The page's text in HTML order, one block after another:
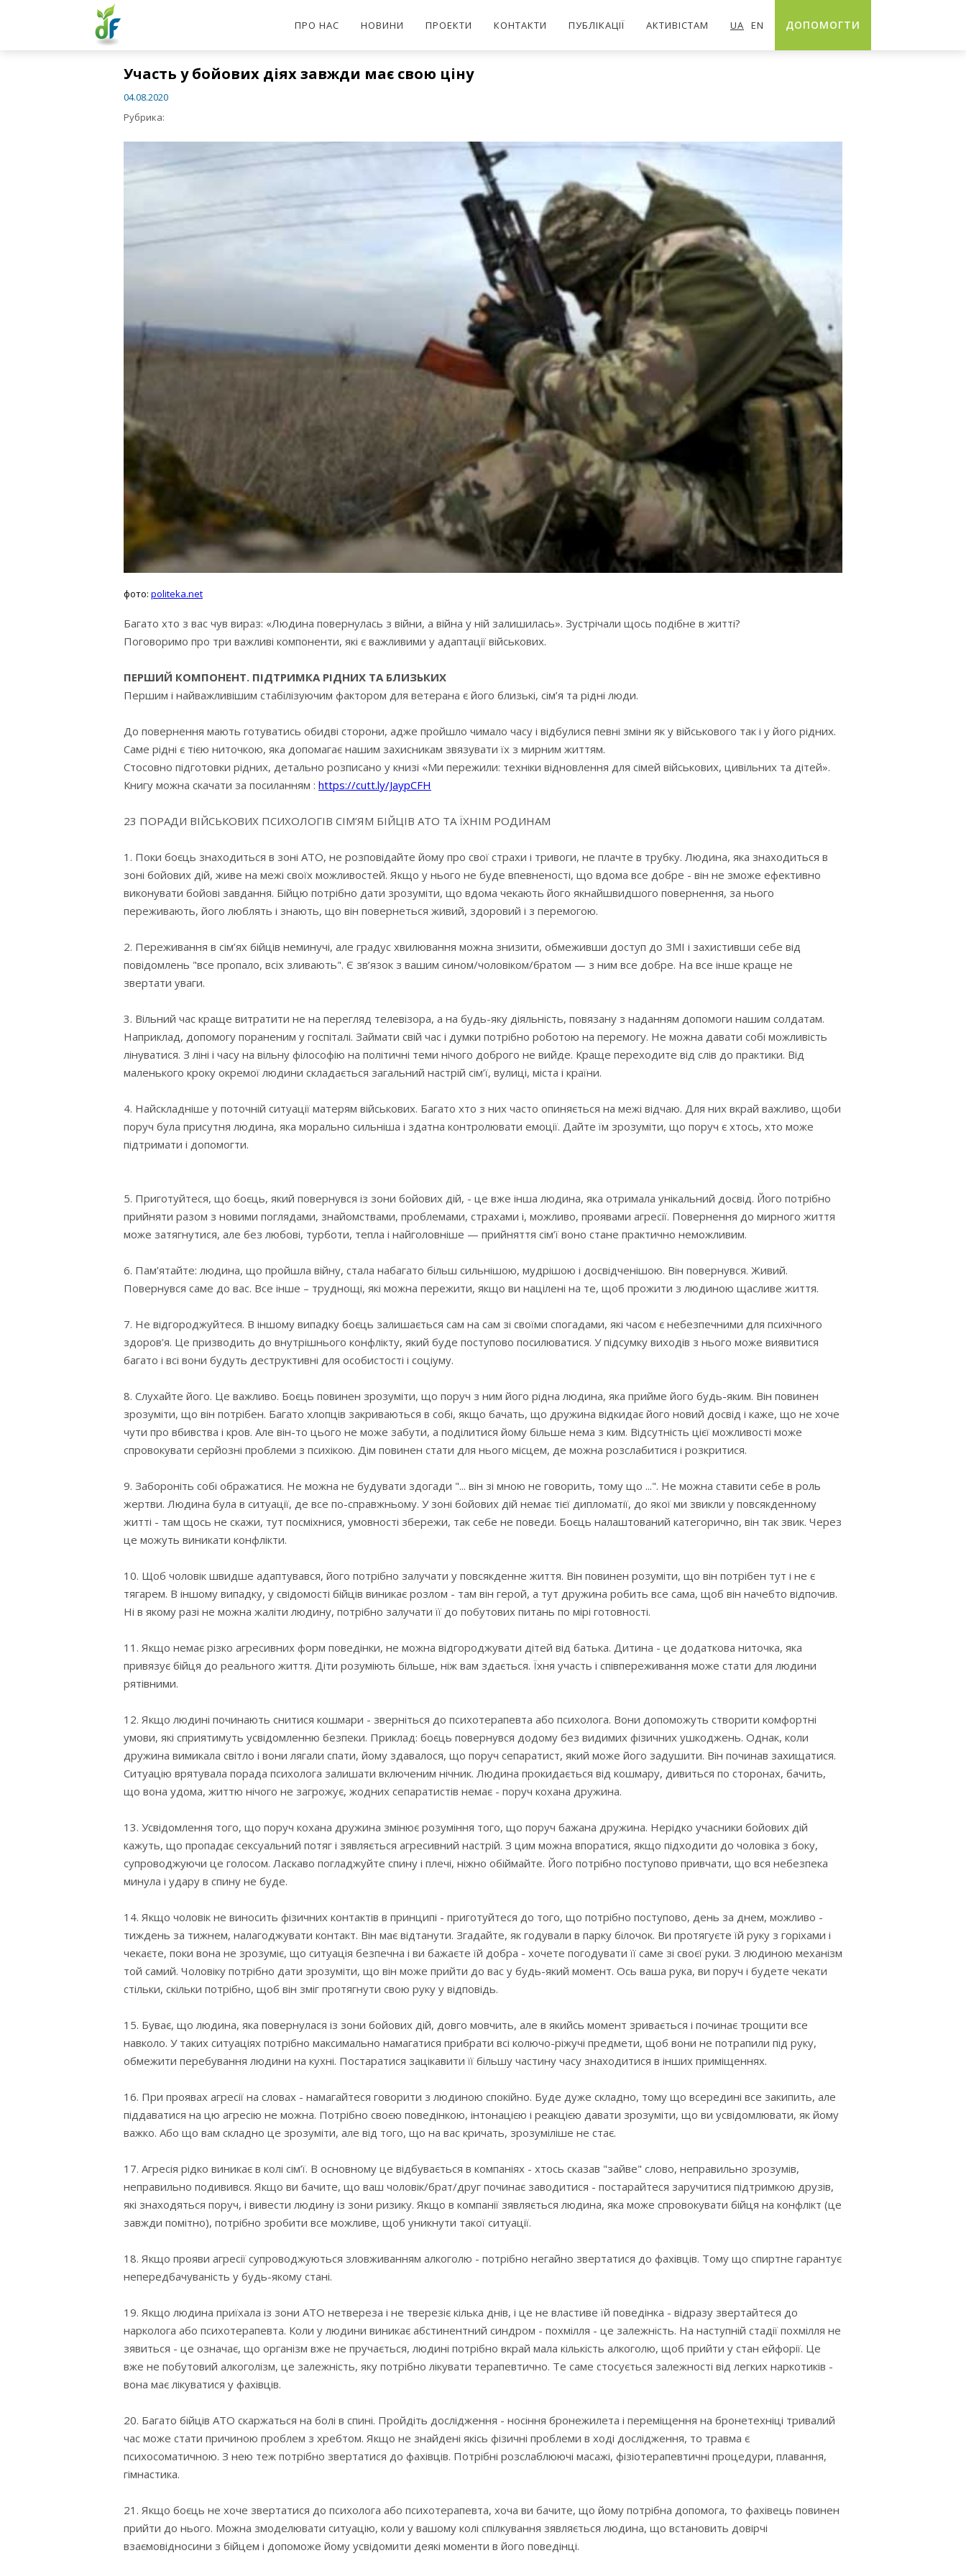
ПРО НАС НОВИНИ ПРОЕКТИ КОНТАКТИ ПУБЛІКАЦІЇ АКТИВІСТАМ UA EN ДОПОМОГТИ
Участь у бойових діях завжди має свою ціну
04.08.2020
Рубрика:
фото: politeka.net
Багато хто з вас чув вираз: «Людина повернулась з війни, а війна у ній залишилась». Зустрічали щось подібне в житті?
Поговоримо про три важливі компоненти, які є важливими у адаптації військових.
ПЕРШИЙ КОМПОНЕНТ. ПІДТРИМКА РІДНИХ ТА БЛИЗЬКИХ
Першим і найважливішим стабілізуючим фактором для ветерана є його близькі, сім’я та рідні люди.
До повернення мають готуватись обидві сторони, адже пройшло чимало часу і відбулися певні зміни як у військового так і у його рідних.
Саме рідні є тією ниточкою, яка допомагає нашим захисникам звязувати їх з мирним життям.
Стосовно підготовки рідних, детально розписано у книзі «Ми пережили: техніки відновлення для сімей військових, цивільних та дітей».
Книгу можна скачати за посиланням : https://cutt.ly/JaypCFH
23 ПОРАДИ ВІЙСЬКОВИХ ПСИХОЛОГІВ СІМ’ЯМ БІЙЦІВ АТО ТА ЇХНІМ РОДИНАМ
1. Поки боєць знаходиться в зоні АТО, не розповідайте йому про свої страхи і тривоги, не плачте в трубку. Людина, яка знаходиться в
зоні бойових дій, живе на межі своїх можливостей. Якщо у нього не буде впевненості, що вдома все добре - він не зможе ефективно
виконувати бойові завдання. Бійцю потрібно дати зрозуміти, що вдома чекають його якнайшвидшого повернення, за нього
переживають, його люблять і знають, що він повернеться живий, здоровий і з перемогою.
2. Переживання в сім’ях бійців неминучі, але градус хвилювання можна знизити, обмеживши доступ до ЗМІ і захистивши себе від
повідомлень "все пропало, всіх зливають". Є зв’язок з вашим сином/чоловіком/братом — з ним все добре. На все інше краще не
звертати уваги.
3. Вільний час краще витратити не на перегляд телевізора, а на будь-яку діяльність, повязану з наданням допомоги нашим солдатам.
Наприклад, допомогу пораненим у госпіталі. Займати свій час і думки потрібно роботою на перемогу. Не можна давати собі можливість
лінуватися. З ліні і часу на вільну філософію на політичні теми нічого доброго не вийде. Краще переходите від слів до практики. Від
маленького кроку окремої людини складається загальний настрій сім’ї, вулиці, міста і країни.
4. Найскладніше у поточній ситуації матерям військових. Багато хто з них часто опиняється на межі відчаю. Для них вкрай важливо, щоби
поруч була присутня людина, яка морально сильніша і здатна контролювати емоції. Дайте їм зрозуміти, що поруч є хтось, хто може
підтримати і допомогти.
5. Приготуйтеся, що боєць, який повернувся із зони бойових дій, - це вже інша людина, яка отримала унікальний досвід. Його потрібно
прийняти разом з новими поглядами, знайомствами, проблемами, страхами і, можливо, проявами агресії. Повернення до мирного життя
може затягнутися, але без любові, турботи, тепла і найголовніше — прийняття сім’ї воно стане практично неможливим.
6. Пам’ятайте: людина, що пройшла війну, стала набагато більш сильнішою, мудрішою і досвідченішою. Він повернувся. Живий.
Повернувся саме до вас. Все інше – труднощі, які можна пережити, якщо ви націлені на те, щоб прожити з людиною щасливе життя.
7. Не відгороджуйтеся. В іншому випадку боєць залишається сам на сам зі своїми спогадами, які часом є небезпечними для психічного
здоров’я. Це призводить до внутрішнього конфлікту, який буде поступово посилюватися. У підсумку виходів з нього може виявитися
багато і всі вони будуть деструктивні для особистості і соціуму.
8. Слухайте його. Це важливо. Боєць повинен зрозуміти, що поруч з ним його рідна людина, яка прийме його будь-яким. Він повинен
зрозуміти, що він потрібен. Багато хлопців закриваються в собі, якщо бачать, що дружина відкидає його новий досвід і каже, що не хоче
чути про вбивства і кров. Але він-то цього не може забути, а поділитися йому більше нема з ким. Відсутність цієї можливості може
спровокувати серйозні проблеми з психікою. Дім повинен стати для нього місцем, де можна розслабитися і розкритися.
9. Забороніть собі ображатися. Не можна не будувати здогади "... він зі мною не говорить, тому що ...". Не можна ставити себе в роль
жертви. Людина була в ситуації, де все по-справжньому. У зоні бойових дій немає тієї дипломатії, до якої ми звикли у повсякденному
житті - там щось не скажи, тут посміхнися, умовності збережи, так себе не поведи. Боєць налаштований категорично, він так звик. Через
це можуть виникати конфлікти.
10. Щоб чоловік швидше адаптувався, його потрібно залучати у повсякденне життя. Він повинен розуміти, що він потрібен тут і не є
тягарем. В іншому випадку, у свідомості бійців виникає розлом - там він герой, а тут дружина робить все сама, щоб він начебто відпочив.
Ні в якому разі не можна жаліти людину, потрібно залучати її до побутових питань по мірі готовності.
11. Якщо немає різко агресивних форм поведінки, не можна відгороджувати дітей від батька. Дитина - це додаткова ниточка, яка
привязує бійця до реального життя. Діти розуміють більше, ніж вам здається. Їхня участь і співпереживання може стати для людини
рятівними.
12. Якщо людині починають снитися кошмари - зверніться до психотерапевта або психолога. Вони допоможуть створити комфортні
умови, які сприятимуть усвідомленню безпеки. Приклад: боєць повернувся додому без видимих фізичних ушкоджень. Однак, коли
дружина вимикала світло і вони лягали спати, йому здавалося, що поруч сепаратист, який може його задушити. Він починав захищатися.
Ситуацію врятувала порада психолога залишати включеним нічник. Людина прокидається від кошмару, дивиться по сторонах, бачить,
що вона удома, життю нічого не загрожує, жодних сепаратистів немає - поруч кохана дружина.
13. Усвідомлення того, що поруч кохана дружина змінює розуміння того, що поруч бажана дружина. Нерідко учасники бойових дій
кажуть, що пропадає сексуальний потяг і зявляється агресивний настрій. З цим можна впоратися, якщо підходити до чоловіка з боку,
супроводжуючи це голосом. Ласкаво погладжуйте спину і плечі, ніжно обіймайте. Його потрібно поступово привчати, що вся небезпека
минула і удару в спину не буде.
14. Якщо чоловік не виносить фізичних контактів в принципі - приготуйтеся до того, що потрібно поступово, день за днем, можливо -
тиждень за тижнем, налагоджувати контакт. Він має відтанути. Згадайте, як годували в парку білочок. Ви протягуєте їй руку з горіхами і
чекаєте, поки вона не зрозуміє, що ситуація безпечна і ви бажаєте їй добра - хочете погодувати її саме зі своєї руки. З людиною механізм
той самий. Чоловіку потрібно дати зрозуміти, що він може прийти до вас у будь-який момент. Ось ваша рука, ви поруч і будете чекати
стільки, скільки потрібно, щоб він зміг протягнути свою руку у відповідь.
15. Буває, що людина, яка повернулася із зони бойових дій, довго мовчить, але в якийсь момент зривається і починає трощити все
навколо. У таких ситуаціях потрібно максимально намагатися прибрати всі колючо-ріжучі предмети, щоб вони не потрапили під руку,
обмежити перебування людини на кухні. Постаратися зацікавити її більшу частину часу знаходитися в інших приміщеннях.
16. При проявах агресії на словах - намагайтеся говорити з людиною спокійно. Буде дуже складно, тому що всередині все закипить, але
піддаватися на цю агресію не можна. Потрібно своєю поведінкою, інтонацією і реакцією давати зрозуміти, що ви усвідомлювати, як йому
важко. Або що вам складно це зрозуміти, але від того, що на вас кричать, зрозуміліше не стає.
17. Агресія рідко виникає в колі сім’ї. В основному це відбувається в компаніях - хтось сказав "зайве" слово, неправильно зрозумів,
неправильно подивився. Якщо ви бачите, що ваш чоловік/брат/друг починає заводитися - постарайтеся заручитися підтримкою друзів,
які знаходяться поруч, і вивести людину із зони ризику. Якщо в компанії зявляється людина, яка може спровокувати бійця на конфлікт (це
завжди помітно), потрібно зробити все можливе, щоб уникнути такої ситуації.
18. Якщо прояви агресії супроводжуються зловживанням алкоголю - потрібно негайно звертатися до фахівців. Тому що спиртне гарантує
непередбачуваність у будь-якому стані.
19. Якщо людина приїхала із зони АТО нетвереза і не тверезіє кілька днів, і це не властиве їй поведінка - відразу звертайтеся до
нарколога або психотерапевта. Коли у людини виникає абстинентний синдром - похмілля - це залежність. На наступній стадії похмілля не
зявиться - це означає, що організм вже не пручається, людині потрібно вкрай мала кількість алкоголю, щоб прийти у стан ейфорії. Це
вже не побутовий алкоголізм, це залежність, яку потрібно лікувати терапевтично. Те саме стосується залежності від легких наркотиків -
вона має лікуватися у фахівців.
20. Багато бійців АТО скаржаться на болі в спині. Пройдіть дослідження - носіння бронежилета і переміщення на бронетехніці тривалий
час може стати причиною проблем з хребтом. Якщо не знайдені якісь фізичні проблеми в ході дослідження, то травма є
психосоматичною. З нею теж потрібно звертатися до фахівців. Потрібні розслаблюючі масажі, фізіотерапевтичні процедури, плавання,
гімнастика.
21. Якщо боєць не хоче звертатися до психолога або психотерапевта, хоча ви бачите, що йому потрібна допомога, то фахівець повинен
прийти до нього. Можна змоделювати ситуацію, коли у вашому колі спілкування зявляється людина, що встановить довірчі
взаємовідносини з бійцем і допоможе йому усвідомити деякі моменти в його поведінці.